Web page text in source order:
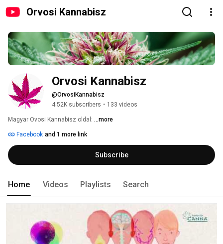
Orvosi Kannabisz
Orvosi Kannabisz
@OrvosiKannabisz
4.52K subscribers • 133 videos
Magyar Ovosi Kannabisz oldal: ...more
Facebook and 1 more link
Subscribe
Home Videos Playlists Search